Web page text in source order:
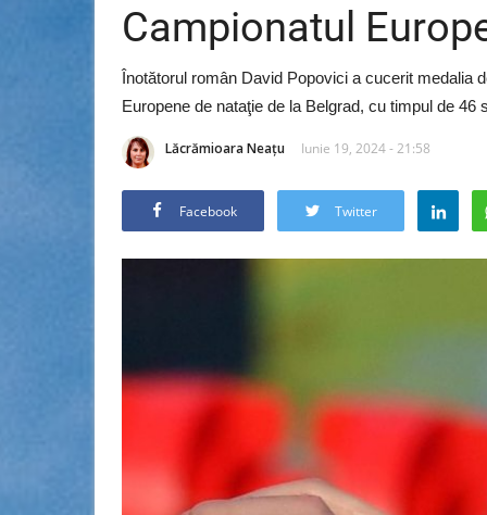
Campionatul
Înotătorul român David Popovici a cucerit medalia
Europene de nataţie de la Belgrad, cu timpul de 46
Lăcrămioara Neațu Iunie 19, 2024 - 21:58
Facebook Twitter